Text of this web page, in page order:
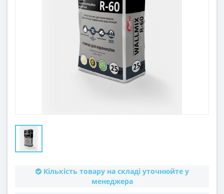
Кількість товару на складі уточнюйте у
менеджера